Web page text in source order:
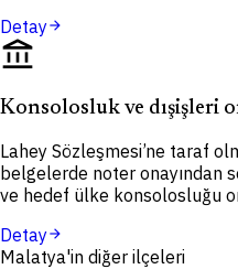
Detayarrow_forward
account_balance
Konsolosluk ve dışişleri
Lahey Sözleşmesi’ne taraf
belgelerde noter onayından
ve hedef ülke konsolosluğu
Detayarrow_forward
Malatya'in diğer ilçeleri